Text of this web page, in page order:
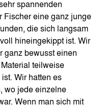
spannenden
Fischer eine ganz junge
die sich langsam
hineingekippt ist. Wir
ganz bewusst einen
teilweise
Wir hatten es
wo jede einzelne
Wenn man sich mit